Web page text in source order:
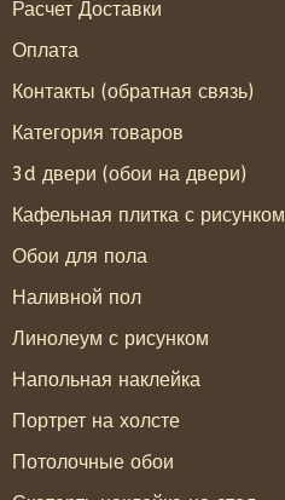
Расчет Доставки
Оплата
Контакты (обратная связь)
Категория товаров
3d двери (обои на двери)
Кафельная плитка с рисунком
Обои для пола
Наливной пол
Линолеум с рисунком
Напольная наклейка
Портрет на холсте
Потолочные обои